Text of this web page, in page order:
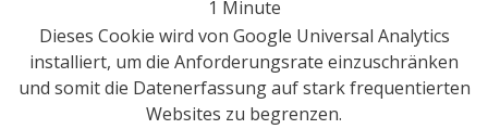
1 Minute
Dieses Cookie wird von Google Universal Analytics
installiert, um die Anforderungsrate einzuschränken
und somit die Datenerfassung auf stark frequentierten
Websites zu begrenzen.